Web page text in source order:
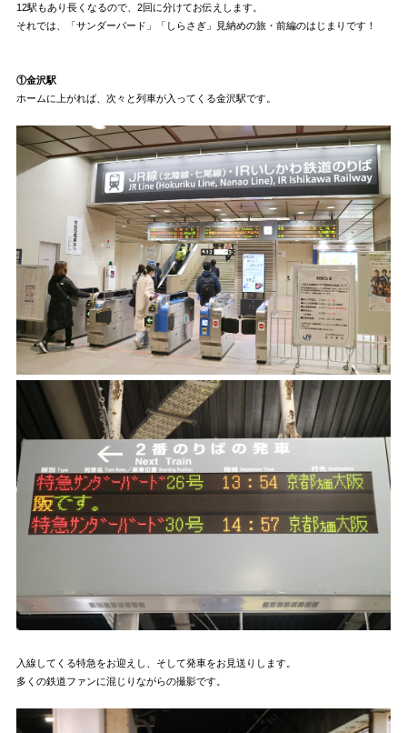
12駅もあり長くなるので、2回に分けてお伝えします。
それでは、「サンダーバード」「しらさぎ」見納めの旅・前編のはじまりです！
①金沢駅
ホームに上がれば、次々と列車が入ってくる金沢駅です。
入線してくる特急をお迎えし、そして発車をお見送りします。
多くの鉄道ファンに混じりながらの撮影です。